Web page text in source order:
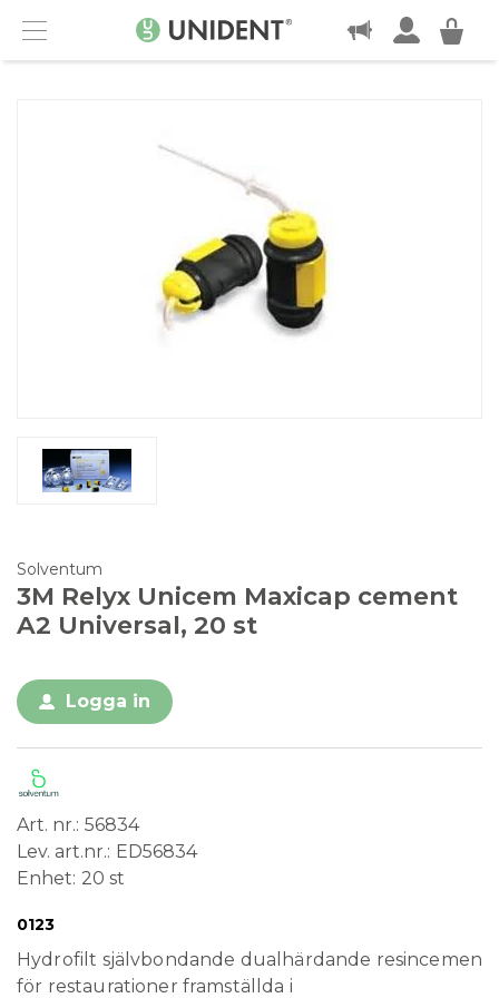
Menu
KONTAKT
Solventum
3M Relyx Unicem Maxicap cement
A2 Universal, 20 st
Logga in
Art. nr. 56834
Lev. art.nr. ED56834
Enhet 20 st
Medical Device
0123
Hydrofilt självbondande dualhärdande resincement
för restaurationer framställda i